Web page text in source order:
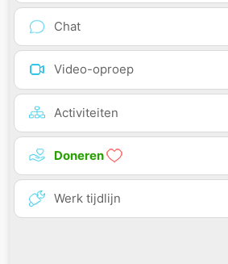
Chat
Video-oproep
Activiteiten
Doneren
Werk tijdlijn